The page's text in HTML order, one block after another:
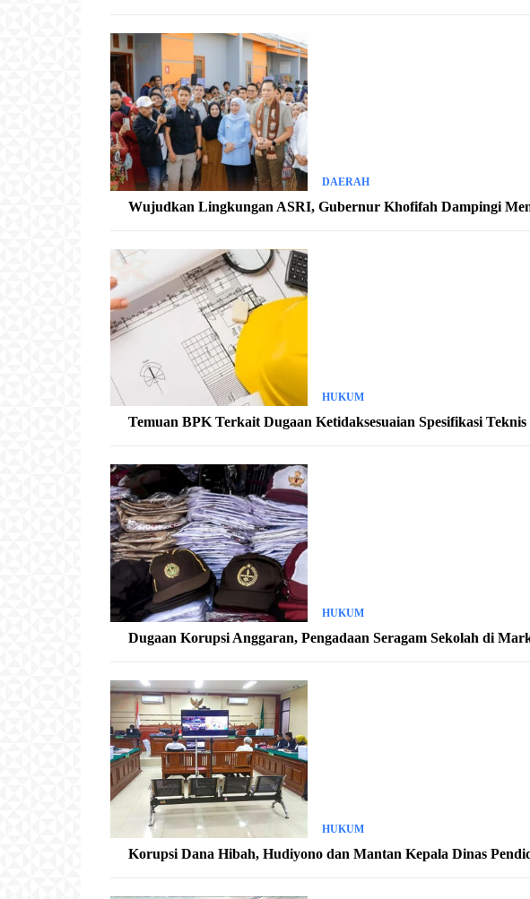
DAERAH
Wujudkan Lingkungan ASRI, Gubernur Khofifah Dampingi
HUKUM
Temuan BPK Terkait Dugaan Ketidaksesuaian Spesifikasi
HUKUM
Dugaan Korupsi Anggaran, Pengadaan Seragam Sekolah di
HUKUM
Korupsi Dana Hibah, Hudiyono dan Mantan Kepala Dinas